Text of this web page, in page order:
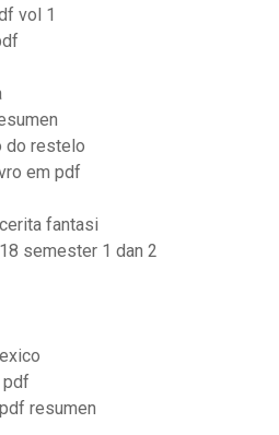
vol 1
do restelo
em pdf
fantasi
semester 1 dan 2
pdf
resumen